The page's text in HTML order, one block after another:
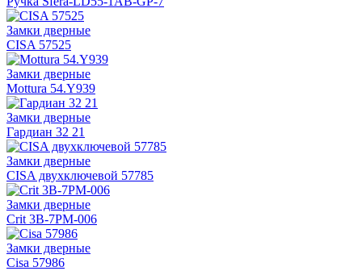
Замки дверные
CISA 57525
Замки дверные
Mottura 54.Y939
Замки дверные
Гардиан 32 21
Замки дверные
CISA двухключевой 57785
Замки дверные
Crit 3В-7РМ-006
Замки дверные
Cisa 57986